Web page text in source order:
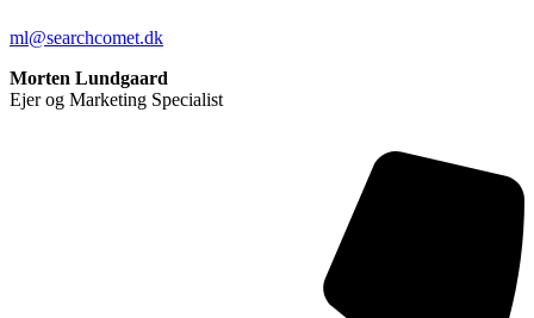
ml@searchcomet.dk
Morten Lundgaard
Ejer og Marketing Specialist